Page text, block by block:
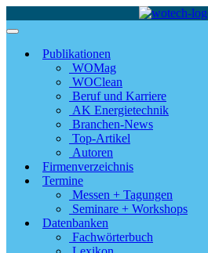
Publikationen
WOMag
WOClean
Beruf und Karriere
AK Energietechnik
Branchen-News
Top-Artikel
Autoren
Firmenverzeichnis
Termine
Messen + Tagungen
Seminare + Workshops
Datenbanken
Fachwörterbuch